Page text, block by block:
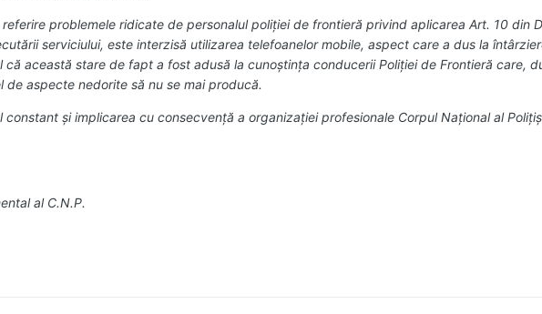
problemele ridicate de personalul poliţiei de frontieră privind aplicarea Art. 10 din
serviciului, este interzisă utilizarea telefoanelor mobile, aspect care a dus la
această stare de fapt a fost adusă la cunoştinţa conducerii Poliţiei de Frontieră care,
de aspecte nedorite să nu se mai producă.
constant şi implicarea cu consecvenţă a organizaţiei profesionale Corpul Naţional al
al C.N.P.